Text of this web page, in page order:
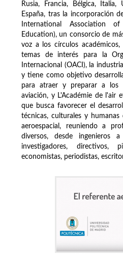
Rusia, Francia, Bélgica,
España, tras la incorporación
International Association
Education), un consorcio de
voz a los círculos
temas de interés para la
Internacional (OACI), la
y tiene como objetivo
para atraer y preparar a los
aviación, y L'Académie de l'air
que busca favorecer el
técnicas, culturales y
aeroespacial, reuniendo a
diversos, desde ingenieros
investigadores, directivos,
economistas, periodistas,